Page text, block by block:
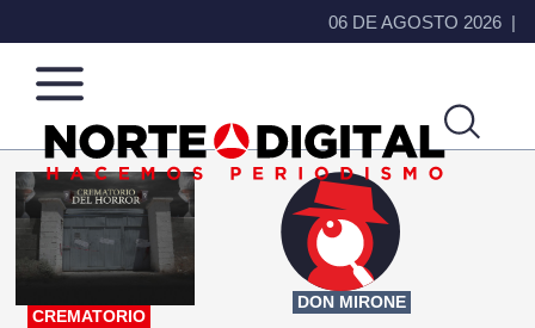
06 DE AGOSTO 2026
Norte
de
Ciudad
Más
que
noticias,
hacemos periodismo
CREMATORIO
DON MIRONE